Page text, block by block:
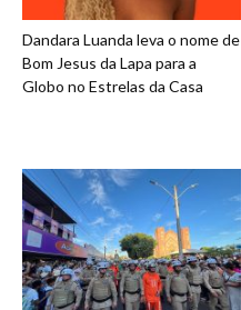
Dandara Luanda leva o nome de
Bom Jesus da Lapa para a
Globo no Estrelas da Casa